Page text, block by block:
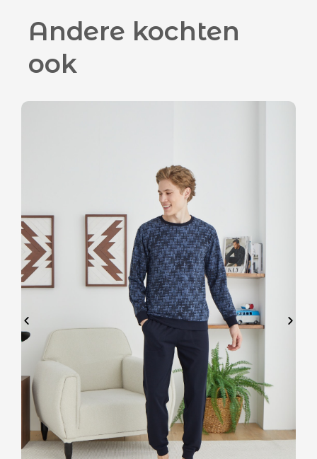
Andere kochten
ook